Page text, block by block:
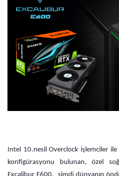
Intel 10.nesil Overclock işlemciler
konfigürasyonu bulunan, özel